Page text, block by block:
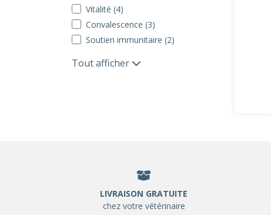
Vitalité (4)
Convalescence (3)
Soutien immunitaire (2)
Tout afficher
LIVRAISON GRATUITE
chez votre vétérinaire